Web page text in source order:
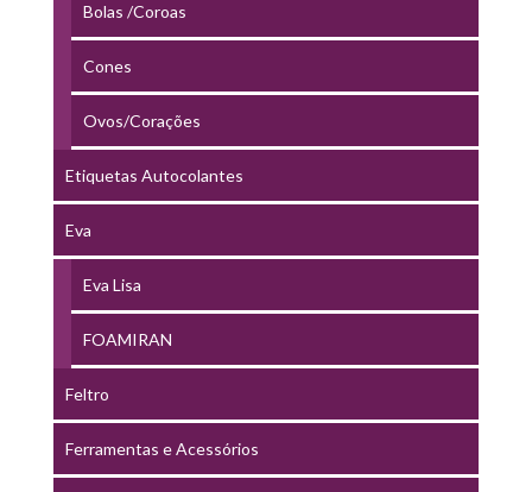
Bolas /Coroas
Cones
Ovos/Corações
Etiquetas Autocolantes
Eva
Eva Lisa
FOAMIRAN
Feltro
Ferramentas e Acessórios